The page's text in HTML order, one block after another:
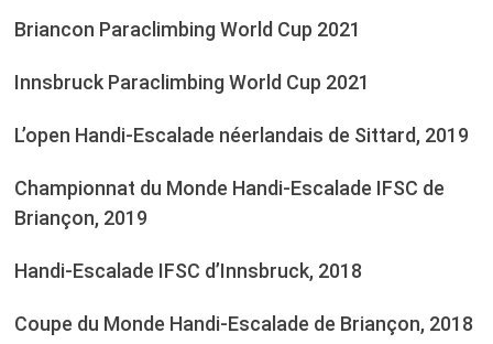
Briancon Paraclimbing World Cup 2021
Innsbruck Paraclimbing World Cup 2021
L’open Handi-Escalade néerlandais de Sittard, 2019
Championnat du Monde Handi-Escalade IFSC de
Briançon, 2019
Handi-Escalade IFSC d’Innsbruck, 2018
Coupe du Monde Handi-Escalade de Briançon, 2018